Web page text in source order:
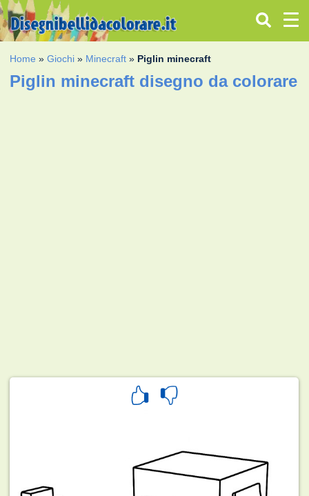
Home »Giochi » Minecraft » Piglin minecraft
Piglin minecraft disegno da colorare